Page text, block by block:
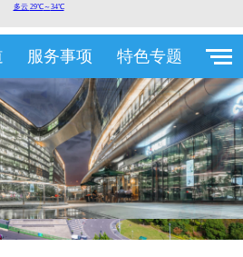
服务事项 特色专题